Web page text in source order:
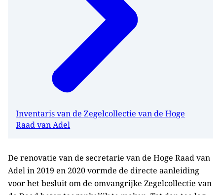
Inventaris van de Zegelcollectie van de Hoge
Raad van Adel
De renovatie van de secretarie van de Hoge Raad van
Adel in 2019 en 2020 vormde de directe aanleiding
voor het besluit om de omvangrijke Zegelcollectie van